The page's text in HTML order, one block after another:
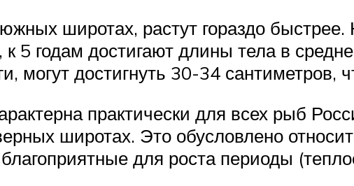
широтах, растут гораздо быстрее.
5 годам достигают длины тела в
могут достигнуть 30-34 сантиметров,
практически для всех рыб
широтах. Это обусловлено
для роста периоды